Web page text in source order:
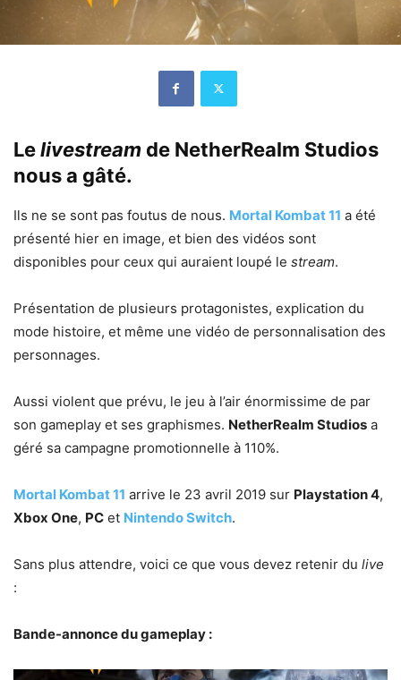
Lelivestream de NetherRealm Studios
nous a gâté.
Ils ne se sont pas foutus de nous. Mortal Kombat 11 a été
présenté hier en image, et bien des vidéos sont
disponibles pour ceux qui auraient loupé le stream.
Présentation de plusieurs protagonistes, explication du
mode histoire, et même une vidéo de personnalisation des
personnages.
Aussi violent que prévu, le jeu à l’air énormissime de par
son gameplay et ses graphismes. NetherRealm Studios a
géré sa campagne promotionnelle à 110%.
Mortal Kombat 11 arrive le 23 avril 2019 sur Playstation 4,
Xbox One, PC et Nintendo Switch.
Sans plus attendre, voici ce que vous devez retenir du live
:
Bande-annonce du gameplay :